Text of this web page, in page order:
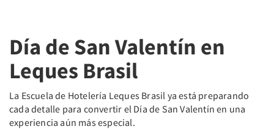
Día de San Valentín en
Leques Brasil
La Escuela de Hotelería Leques Brasil ya está preparando
cada detalle para convertir el Día de San Valentín en una
experiencia aún más especial.